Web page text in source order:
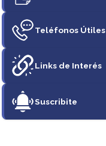
Teléfonos Útiles
Links de Interés
Suscribite